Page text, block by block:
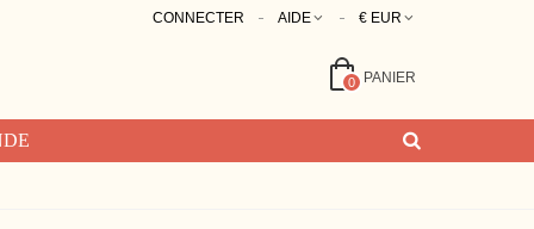
CONNECTER AIDE € EUR
0 PANIER